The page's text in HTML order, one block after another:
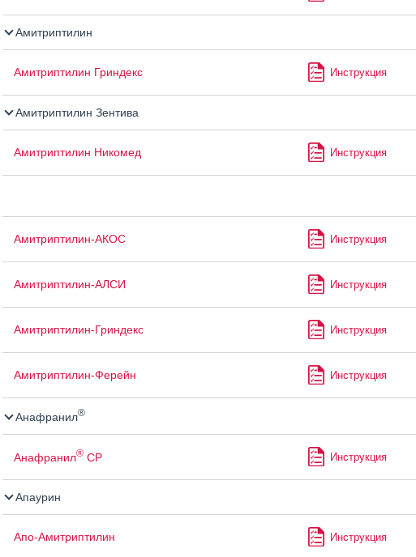
Амитриптилин
Амитриптилин Гриндекс Инструкция
Амитриптилин Зентива
Амитриптилин Никомед Инструкция
Амитриптилин-АКОС Инструкция
Амитриптилин-АЛСИ Инструкция
Амитриптилин-Гриндекс Инструкция
Амитриптилин-Ферейн Инструкция
Анафранил®
Анафранил®СР Инструкция
Апаурин
Апо-Амитриптилин Инструкция